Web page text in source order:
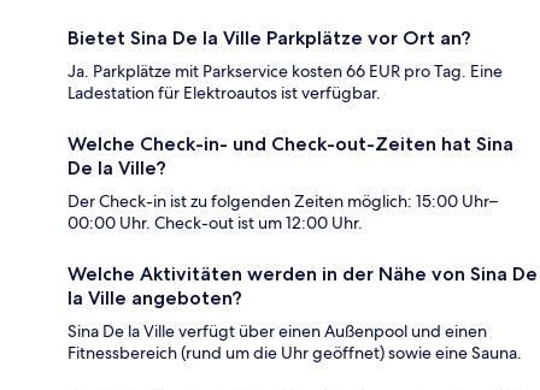
Bietet Sina De la Ville Parkplätze vor Ort an?
Ja. Parkplätze mit Parkservice kosten 66 EUR pro Tag. Eine
Ladestation für Elektroautos ist verfügbar.
Welche Check-in- und Check-out-Zeiten hat Sina
De la Ville?
Der Check-in ist zu folgenden Zeiten möglich: 15:00 Uhr–
00:00 Uhr. Check-out ist um 12:00 Uhr.
Welche Aktivitäten werden in der Nähe von Sina De
la Ville angeboten?
Sina De la Ville verfügt über einen Außenpool und einen
Fitnessbereich (rund um die Uhr geöffnet) sowie eine Sauna.